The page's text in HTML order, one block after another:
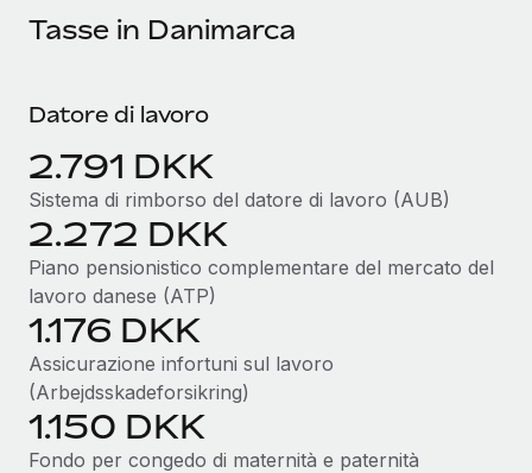
Tasse in Danimarca
Datore di lavoro
2.791 DKK
Sistema di rimborso del datore di lavoro (AUB)
2.272 DKK
Piano pensionistico complementare del mercato del
lavoro danese (ATP)
1.176 DKK
Assicurazione infortuni sul lavoro
(Arbejdsskadeforsikring)
1.150 DKK
Fondo per congedo di maternità e paternità